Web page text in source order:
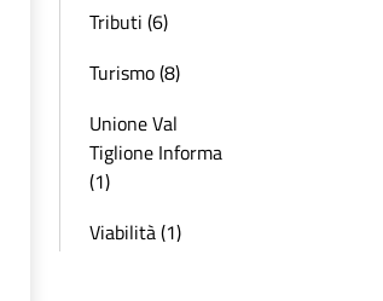
Tributi (6)
Turismo (8)
Unione Val
Tiglione Informa
(1)
Viabilità (1)